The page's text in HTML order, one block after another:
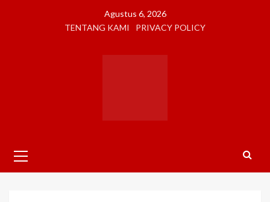
Agustus 6, 2026
TENTANG KAMI
PRIVACY POLICY
Menu